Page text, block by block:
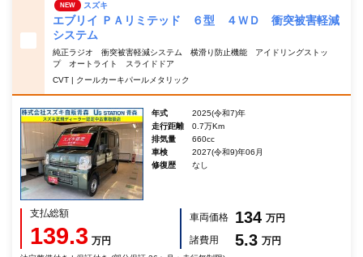
NEW スズキ
エブリイ ＰＡリミテッド ６型 ４ＷＤ 衝突被害軽減
システム
純正ラジオ 衝突被害軽減システム 横滑り防止機能 アイドリングストッ
プ オートライト スライドドア
CVT | クールカーキパールメタリック
年式
2025(令和7)年
走行距離
0.7万Km
排気量
660cc
車検
2027(令和9)年06月
修復歴
なし
支払総額
139.3 万円
車両価格 134 万円
諸費用
5.3 万円